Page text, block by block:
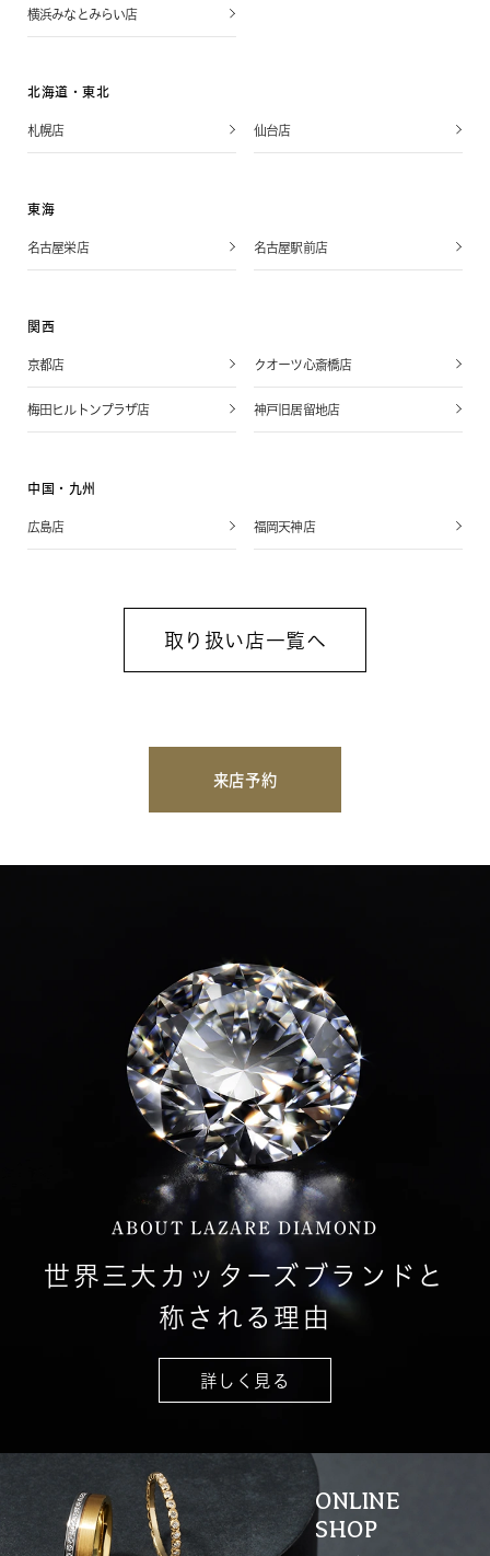
横浜みなとみらい店
北海道・東北
札幌店 仙台店
東海
名古屋栄店 名古屋駅前店
関西
京都店 クオーツ心斎橋店
梅田ヒルトンプラザ店 神戸旧居留地店
中国・九州
広島店 福岡天神店
取り扱い店一覧へ
来店予約
ABOUT LAZARE DIAMOND
世界三大カッターズブランドと
称される理由
詳しく見る
ONLINE
SHOP